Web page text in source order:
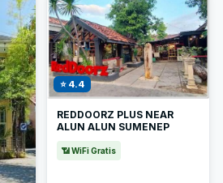
⭐ 4.4
REDDOORZ PLUS NEAR
ALUN ALUN SUMENEP
📶 WiFi Gratis